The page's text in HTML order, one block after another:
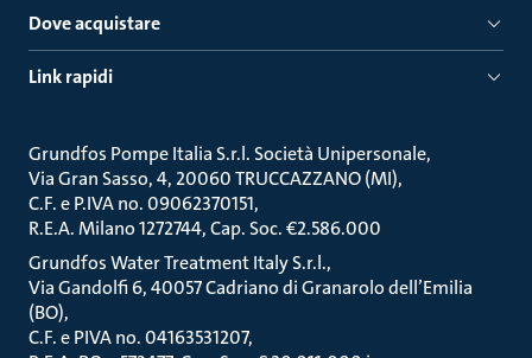
Dove acquistare
Link rapidi
Grundfos Pompe Italia S.r.l. Società Unipersonale
Via Gran Sasso, 4, 20060 TRUCCAZZANO (MI)
C.F. e P.IVA no. 09062370151
R.E.A. Milano 1272744, Cap. Soc. €2.586.000
Grundfos Water Treatment Italy S.r.l.
Via Gandolfi 6, 40057 Cadriano di Granarolo dell’Emilia
(BO)
C.F. e PIVA no. 04163531207